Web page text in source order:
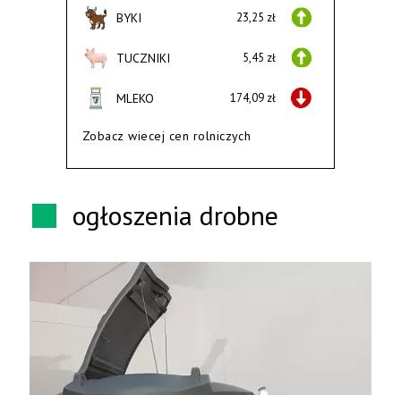
BYKI 23,25 zł
TUCZNIKI 5,45 zł
MLEKO 174,09 zł
Zobacz wiecej cen rolniczych
ogłoszenia drobne